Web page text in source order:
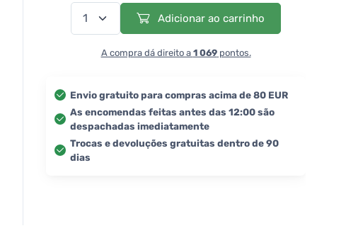
Adicionar ao carrinho
A compra dá direito a 1 069pontos.
Envio gratuito para compras acima de 80 EUR
As encomendas feitas antes das 12:00 são
despachadas imediatamente
Trocas e devoluções gratuitas dentro de 90
dias